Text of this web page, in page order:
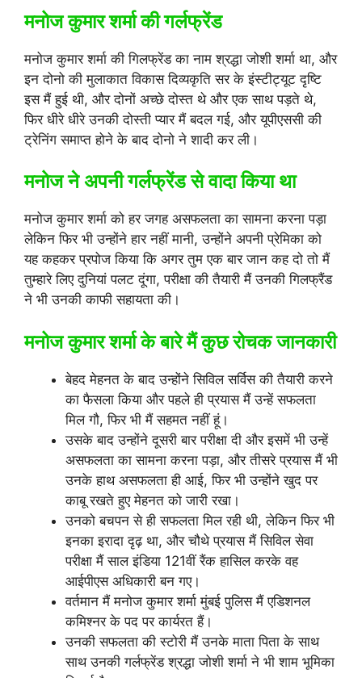
मनोज कुमार शर्मा की गर्लफ्रेंड
मनोज कुमार शर्मा की गिलफ्रेंड का नाम श्रद्धा जोशी शर्मा था, और
इन दोनो की मुलाकात विकास दिव्यकृति सर के इंस्टीट्यूट दृष्टि
इस मैं हुई थी, और दोनों अच्छे दोस्त थे और एक साथ पड़ते थे,
फिर धीरे धीरे उनकी दोस्ती प्यार मैं बदल गई, और यूपीएससी की
ट्रेनिंग समाप्त होने के बाद दोनो ने शादी कर ली।
मनोज ने अपनी गर्लफ्रेंड से वादा किया था
मनोज कुमार शर्मा को हर जगह असफलता का सामना करना पड़ा
लेकिन फिर भी उन्होंने हार नहीं मानी, उन्होंने अपनी प्रेमिका को
यह कहकर प्रपोज किया कि अगर तुम एक बार जान कह दो तो मैं
तुम्हारे लिए दुनियां पलट दूंगा, परीक्षा की तैयारी मैं उनकी गिलफ्रैंड
ने भी उनकी काफी सहायता की।
मनोज कुमार शर्मा के बारे मैं कुछ रोचक जानकारी
बेहद मेहनत के बाद उन्होंने सिविल सर्विस की तैयारी करने
का फैसला किया और पहले ही प्रयास मैं उन्हें सफलता
मिल गौ, फिर भी मैं सहमत नहीं हूं।
उसके बाद उन्होंने दूसरी बार परीक्षा दी और इसमें भी उन्हें
असफलता का सामना करना पड़ा, और तीसरे प्रयास मैं भी
उनके हाथ असफलता ही आई, फिर भी उन्होंने खुद पर
काबू रखते हुए मेहनत को जारी रखा।
उनको बचपन से ही सफलता मिल रही थी, लेकिन फिर भी
इनका इरादा दृढ़ था, और चौथे प्रयास मैं सिविल सेवा
परीक्षा मैं साल इंडिया 121वीं रैंक हासिल करके वह
आईपीएस अधिकारी बन गए।
वर्तमान मैं मनोज कुमार शर्मा मुंबई पुलिस मैं एडिशनल
कमिश्नर के पद पर कार्यरत हैं।
उनकी सफलता की स्टोरी मैं उनके माता पिता के साथ
साथ उनकी गर्लफ्रेंड श्रद्धा जोशी शर्मा ने भी शाम भूमिका